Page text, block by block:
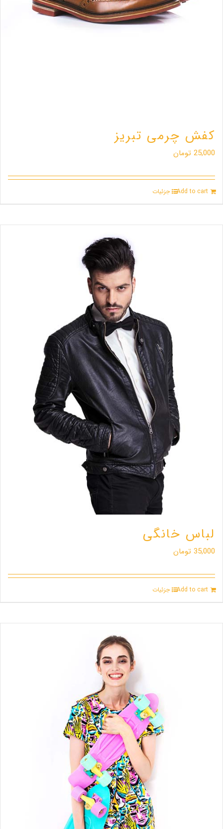
کفش چرمی تبریز
25,000 تومان
Add to cart جزئیات
لباس خانگی
35,000 تومان
Add to cart جزئیات